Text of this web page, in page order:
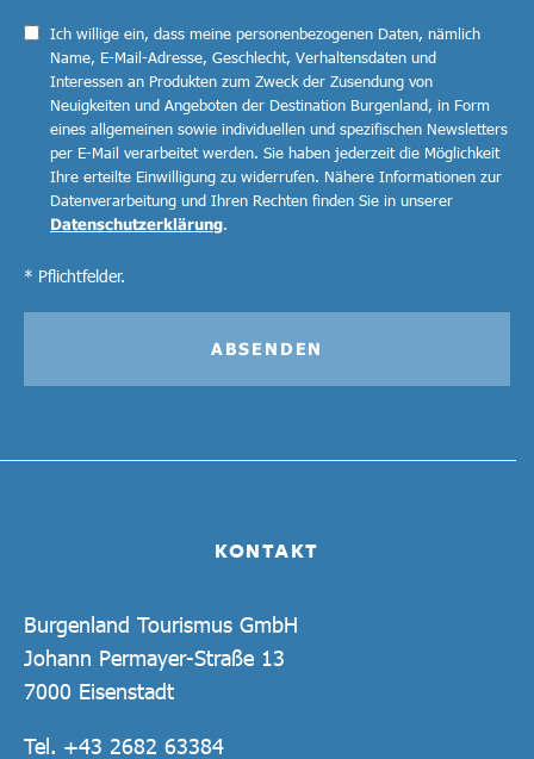
KONTAKT
Burgenland Tourismus GmbH
Johann Permayer-Straße 13
7000 Eisenstadt
Tel. +43 2682 63384
Ich willige ein, dass meine personenbezogenen Daten, nämlich
Name, E-Mail-Adresse, Geschlecht, Verhaltensdaten und
Interessen an Produkten zum Zweck der Zusendung von
Neuigkeiten und Angeboten der Destination Burgenland, in Form
eines allgemeinen sowie individuellen und spezifischen Newsletters
per E-Mail verarbeitet werden. Sie haben jederzeit die Möglichkeit
Ihre erteilte Einwilligung zu widerrufen. Nähere Informationen zur
Datenverarbeitung und Ihren Rechten finden Sie in unserer
Datenschutzerklärung.
* Pflichtfelder.
ABSENDEN